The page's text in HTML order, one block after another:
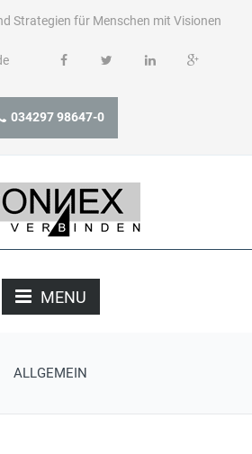
Strategien für Menschen mit Visionen
034297 98647-0
MENU
ALLGEMEIN